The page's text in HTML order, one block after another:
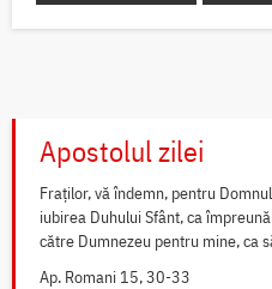
Apostolul zilei
Fraților, vă îndemn, pentru
iubirea Duhului Sfânt, ca
către Dumnezeu pentru mine, ca
Ap. Romani 15, 30-33